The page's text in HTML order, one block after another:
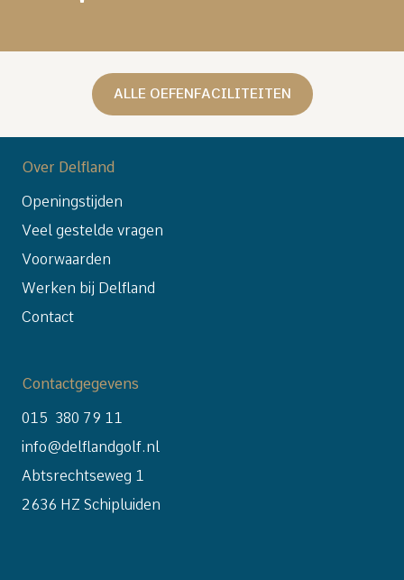
ALLE OEFENFACILITEITEN
Over Delfland
Openingstijden
Veel gestelde vragen
Voorwaarden
Werken bij Delfland
Contact
Contactgegevens
015 380 79 11
info@delflandgolf.nl
Abtsrechtseweg 1
2636 HZ Schipluiden